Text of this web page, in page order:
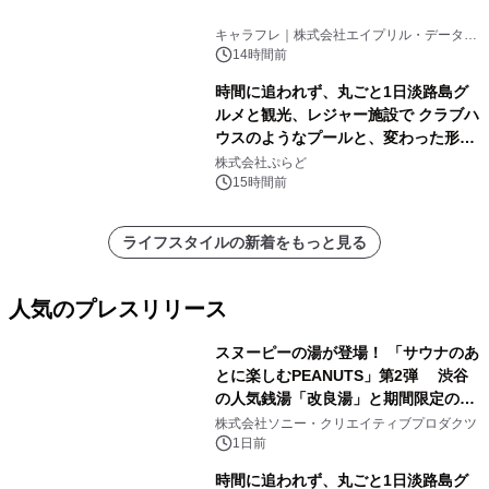
キャラフレ｜株式会社エイプリル・データ・
デザインズ
14時間前
時間に追われず、丸ごと1日淡路島グ
ルメと観光、レジャー施設で クラブハ
ウスのようなプールと、変わった形の
サウナも 「THE BOXY AWAJI」のお
得な素泊まり連泊プランで
株式会社ぷらど
15時間前
ライフスタイルの新着をもっと見る
人気のプレスリリース
スヌーピーの湯が登場！ 「サウナのあ
とに楽しむPEANUTS」第2弾 渋谷
の人気銭湯「改良湯」と期間限定のコ
ラボレーション サウナイキタイコラ
ボグッズも発売決定！
株式会社ソニー・クリエイティブプロダクツ
1日前
時間に追われず、丸ごと1日淡路島グ